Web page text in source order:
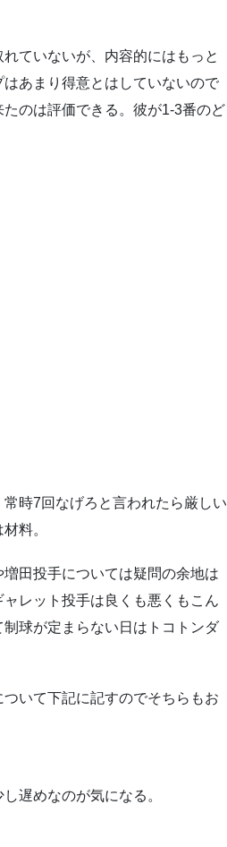
ていないが、内容的にはもっと
あまり得意とはしていないので
のは評価できる。彼が1-3番のど
時7回なげろと言われたら厳しい
料。
田投手については疑問の余地は
レット投手は良くも悪くもこん
球が定まらない日はトコトンダ
いて下記に記すのでそちらもお
遅めなのが気になる。